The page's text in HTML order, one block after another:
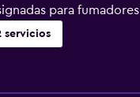
para fumadores
servicios